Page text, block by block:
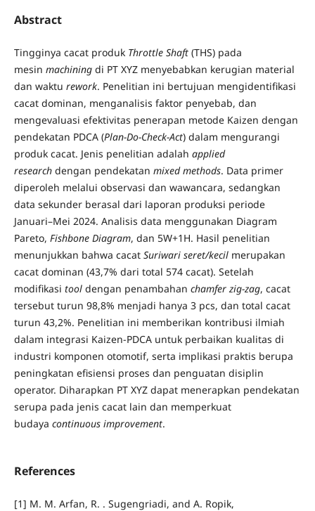
Abstract
Tingginya cacat produk Throttle Shaft(THS) pada
mesin machiningdi PT XYZ menyebabkan kerugian material
dan waktu rework. Penelitian ini bertujuan mengidentifikasi
cacat dominan, menganalisis faktor penyebab, dan
mengevaluasi efektivitas penerapan metode Kaizen dengan
pendekatan PDCA (Plan-Do-Check-Act) dalam mengurangi
produk cacat. Jenis penelitian adalah applied
researchdengan pendekatan mixed methods. Data primer
diperoleh melalui observasi dan wawancara, sedangkan
data sekunder berasal dari laporan produksi periode
Januari–Mei 2024. Analisis data menggunakan Diagram
Pareto, Fishbone Diagram, dan 5W+1H. Hasil penelitian
menunjukkan bahwa cacat Suriwari seret/kecilmerupakan
cacat dominan (43,7% dari total 574 cacat). Setelah
modifikasi tooldengan penambahan chamfer zig-zag, cacat
tersebut turun 98,8% menjadi hanya 3 pcs, dan total cacat
turun 43,2%. Penelitian ini memberikan kontribusi ilmiah
dalam integrasi Kaizen-PDCA untuk perbaikan kualitas di
industri komponen otomotif, serta implikasi praktis berupa
peningkatan efisiensi proses dan penguatan disiplin
operator. Diharapkan PT XYZ dapat menerapkan pendekatan
serupa pada jenis cacat lain dan memperkuat
budaya continuous improvement.
References
[1] M. M. Arfan, R. . Sugengriadi, and A. Ropik,